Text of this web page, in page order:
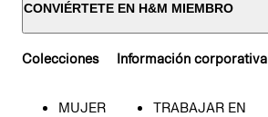
CONVIÉRTETE EN H&M MIEMBRO
Colecciones
MUJER
Información corporativa
TRABAJAR EN